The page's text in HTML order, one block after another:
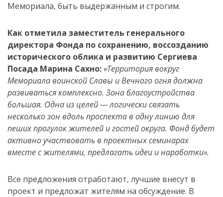
Мемориала, быть выдержанным и строгим.
Как отметила заместитель генерального
директора Фонда по сохранению, воссозданию
исторического облика и развитию Сергиева
Посада Марина Сахно:«Территория вокруг
Мемориала воинской Славы и Вечного огня должна
развиваться комплексно. Зона благоустройства
большая. Одна из целей — логически связать
несколько зон вдоль проспекта в одну линию для
пеших прогулок жителей и гостей округа. Фонд будет
активно участвовать в проектных семинарах
вместе с жителями, предлагать идеи и наработки».
Все предложения отработают, лучшие внесут в
проект и предложат жителям на обсуждение. В